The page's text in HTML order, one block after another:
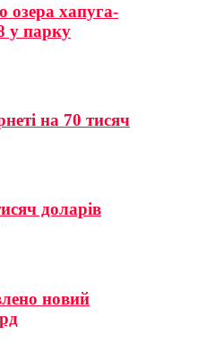
озера хапуга-
у парку
на 70 тисяч
доларів
новий